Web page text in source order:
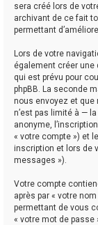
sera créé lors de
archivant de ce fait
permettant
Lors de votre
également créer
qui est prévu pour
phpBB. La seconde
nous envoyez et
n’est pas limité à —
anonyme,
« votre compte ») et
inscription et lors de
messages »).
Votre compte
après par « votre
permettant de vous
« votre mot de passe